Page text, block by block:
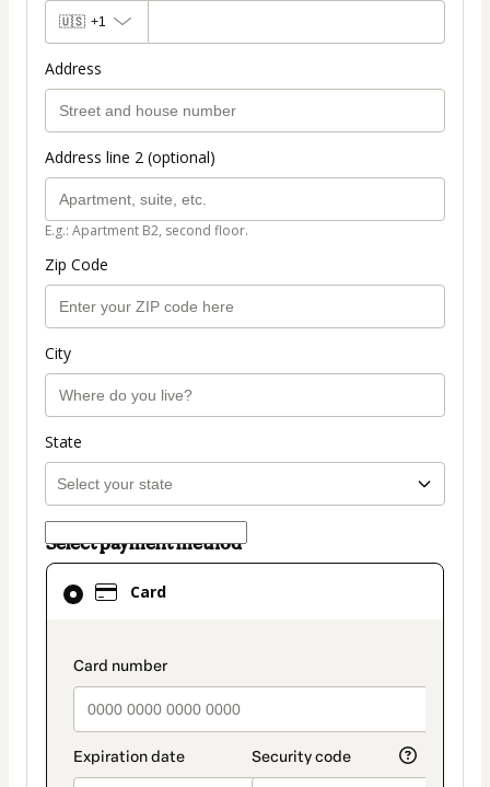
🇺🇸 +1
Address
Address line 2 (optional)
E.g.: Apartment B2, second floor.
Zip Code
City
State
Select payment method
Card
payment_data.section_title_v2
Card
selected
method